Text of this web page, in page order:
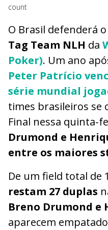
count
O Brasil defenderá
Tag Team NLH da
Poker). Um ano
Peter Patrício
série mundial
times brasileiros se
Final nessa quinta-
Drumond e
entre os maiores
De um field total de
restam 27 duplas
Breno Drumond e
aparecem